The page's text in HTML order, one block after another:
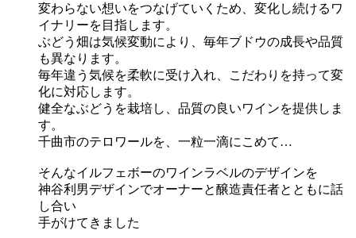
変わらない想いをつなげていくため、変化し続けるワ
イナリーを目指します。
ぶどう畑は気候変動により、毎年ブドウの成長や品質
も異なります。
毎年違う気候を柔軟に受け入れ、こだわりを持って変
化に対応します。
健全なぶどうを栽培し、品質の良いワインを提供しま
す。
千曲市のテロワールを、一粒一滴にこめて…
そんなイルフェボーのワインラベルのデザインを
神谷利男デザインでオーナーと醸造責任者とともに話
し合い
手がけてきました